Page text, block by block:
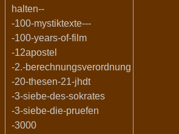
halten--
-100-mystiktexte---
-100-years-of-film
-12apostel
-2.-berechnungsverordnung
-20-thesen-21-jhdt
-3-siebe-des-sokrates
-3-siebe-die-pruefen
-3000